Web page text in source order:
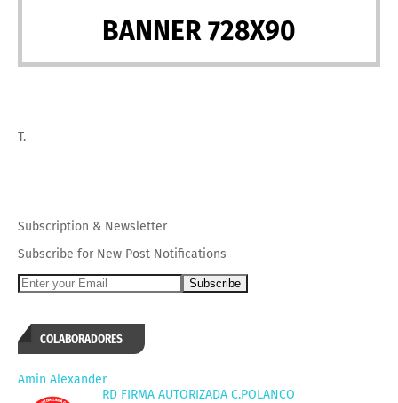
BANNER 728X90
T.
Subscription & Newsletter
Subscribe for New Post Notifications
COLABORADORES
Amin Alexander
RD FIRMA AUTORIZADA C.POLANCO